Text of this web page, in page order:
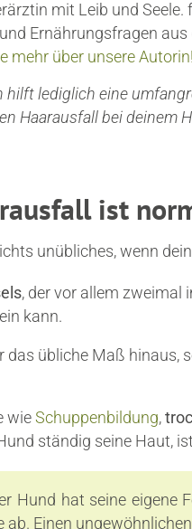
mit Leib und
Ernährungsfragen
mehr über unsere Autorin!
hilft lediglich eine
Haarausfall bei deinem
ist
unübliches, wenn
, der vor allem zweimal
kann.
das übliche Maß hinaus,
wieSchuppenbildung,
ständig seine Haut,
Hund hat seine eigene
Einen